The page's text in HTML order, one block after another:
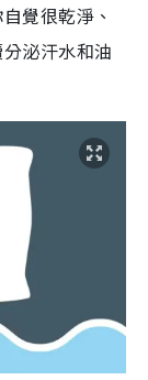
覺很乾淨、
泌汗水和油